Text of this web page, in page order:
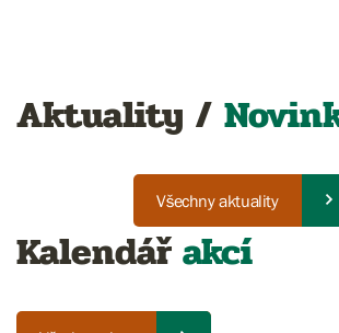
Aktuality /
Všechny aktuality
Kalendářakcí